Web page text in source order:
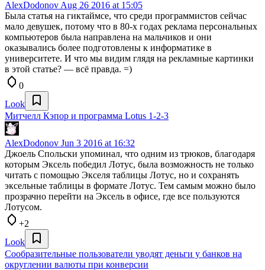
AlexDodonov Aug 26 2016 at 15:05
Была статья на гиктаймсе, что среди программистов сейчас
мало девушек, потому что в 80-х годах реклама персональных
компьютеров была направлена на мальчиков и они
оказывались более подготовлены к информатике в
университете. И что мы видим глядя на рекламные картинки
в этой статье? — всё правда. =)
0
Look
Митчелл Кэпор и программа Lotus 1-2-3
AlexDodonov Jun 3 2016 at 16:32
Джоель Спольски упоминал, что одним из трюков, благодаря
которым Эксель победил Лотус, была возможность не только
читать с помощью Экселя таблицы Лотус, но и сохранять
эксельные таблицы в формате Лотус. Тем самым можно было
прозрачно перейти на Эксель в офисе, где все пользуются
Лотусом.
+2
Look
Сообразительные пользователи уводят деньги у банков на
округлении валюты при конверсии